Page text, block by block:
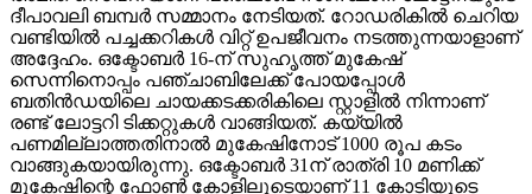
ദീപാവലി ബമ്പര്‍ സമ്മാനം നേടിയത്. റോഡരികില്‍ ചെറിയ
വണ്ടിയില്‍ പച്ചക്കറികള്‍ വിറ്റ് ഉപജീവനം നടത്തുന്നയാളാണ്
അദ്ദേഹം. ഒക്ടോബര്‍ 16-ന് സുഹൃത്ത് മുകേഷ്
സെന്നിനൊപ്പം പഞ്ചാബിലേക്ക് പോയപ്പോള്‍
ബതിന്‍ഡയിലെ ചായക്കടക്കരികിലെ സ്റ്റാളില്‍ നിന്നാണ്
രണ്ട് ലോട്ടറി ടിക്കറ്റുകള്‍ വാങ്ങിയത്. കയ്യില്‍
പണമില്ലാത്തതിനാല്‍ മുകേഷിനോട് 1000 രൂപ കടം
വാങ്ങുകയായിരുന്നു. ഒക്ടോബര്‍ 31ന് രാത്രി 10 മണിക്ക്
മുകേഷിന്റെ ഫോണ്‍ കോളിലൂടെയാണ് 11 കോടിയുടെ